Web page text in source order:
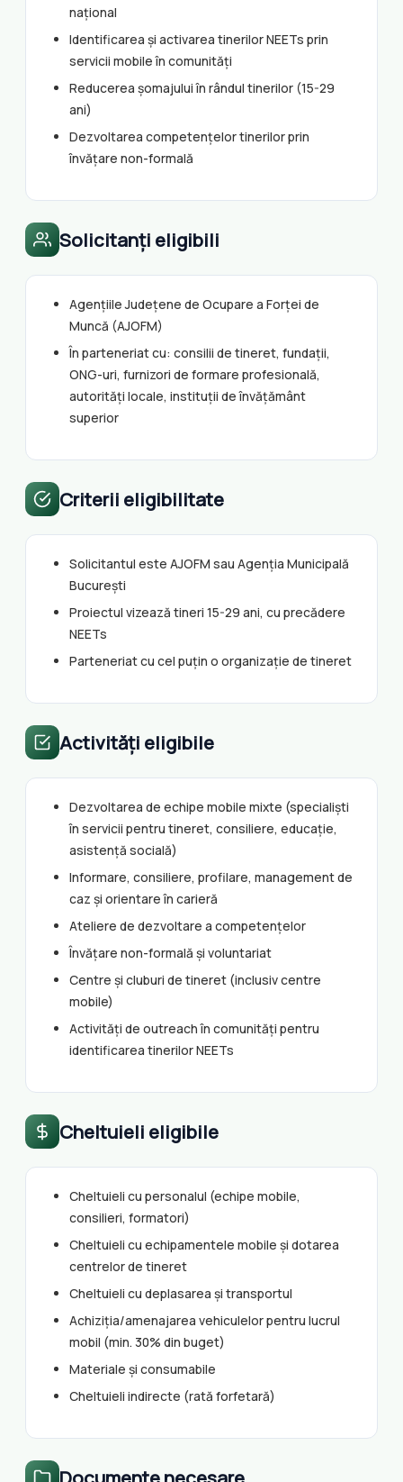
național
Identificarea și activarea tinerilor NEETs prin
servicii mobile în comunități
Reducerea șomajului în rândul tinerilor (15-29
ani)
Dezvoltarea competențelor tinerilor prin
învățare non-formală
Solicitanți eligibili
Agențiile Județene de Ocupare a Forței de
Muncă (AJOFM)
În parteneriat cu: consilii de tineret, fundații,
ONG-uri, furnizori de formare profesională,
autorități locale, instituții de învățământ
superior
Criterii eligibilitate
Solicitantul este AJOFM sau Agenția Municipală
București
Proiectul vizează tineri 15-29 ani, cu precădere
NEETs
Parteneriat cu cel puțin o organizație de tineret
Activități eligibile
Dezvoltarea de echipe mobile mixte (specialiști
în servicii pentru tineret, consiliere, educație,
asistență socială)
Informare, consiliere, profilare, management de
caz și orientare în carieră
Ateliere de dezvoltare a competențelor
Învățare non-formală și voluntariat
Centre și cluburi de tineret (inclusiv centre
mobile)
Activități de outreach în comunități pentru
identificarea tinerilor NEETs
Cheltuieli eligibile
Cheltuieli cu personalul (echipe mobile,
consilieri, formatori)
Cheltuieli cu echipamentele mobile și dotarea
centrelor de tineret
Cheltuieli cu deplasarea și transportul
Achiziția/amenajarea vehiculelor pentru lucrul
mobil (min. 30% din buget)
Materiale și consumabile
Cheltuieli indirecte (rată forfetară)